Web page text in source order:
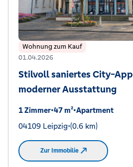
Wohnung zum Kauf
01.04.2026
Stilvoll saniertes City-
moderner Ausstattung
1 Zimmer•47 m²•Apartment
04109 Leipzig•(0.6 km)
Zur Immobilie